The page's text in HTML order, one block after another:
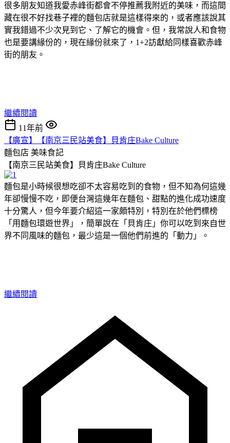
很多朋友知道我愛赤峰街都會不停推薦我附近的美味，而這間
藏在很不好找巷子裡的麵包店就是這樣得來的，或者應該說其
實我錯過不少次見到它、了解它的機會。但，我常說人和食物
也是要講緣份的，現在緣份就來了，1+2訪獻給同樣喜歡赤峰
街的朋友。
繼續閱讀
11年前
【廣宣】【南京三民站美食】貝肯庄Bake Culture
麵包店 美味食記
【南京三民站美食】貝肯庄Bake Culture
麵包是小時候很想吃卻不太容易吃到的食物，但不知為何這幾
年卻慢慢不吃，即便台灣這幾年在麵包、甜點的進化成功速度
十分驚人，但今年要介紹這一家頗特別，特別在於他們標榜
「用麵包環遊世界」，簡單說在「貝肯庄」你可以吃到來自世
界不同風味的麵包，最少這是一個他們前進的「動力」。
繼續閱讀